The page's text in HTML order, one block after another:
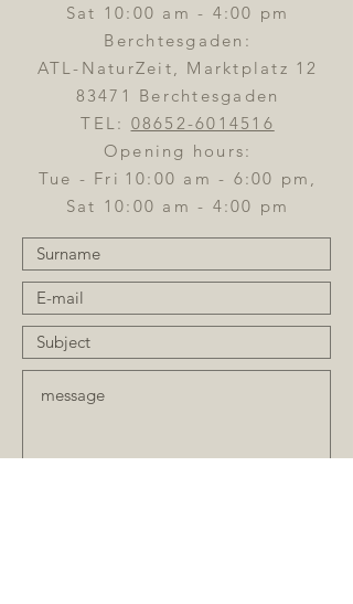
Sat 10:00 am - 4:00 pm
Berchtesgaden:
ATL-NaturZeit, Marktplatz 12
83471 Berchtesgaden
TEL: 08652-6014516
Opening hours:
Tue - Fri 10:00 am - 6:00 pm,
Sat 10:00 am - 4:00 pm